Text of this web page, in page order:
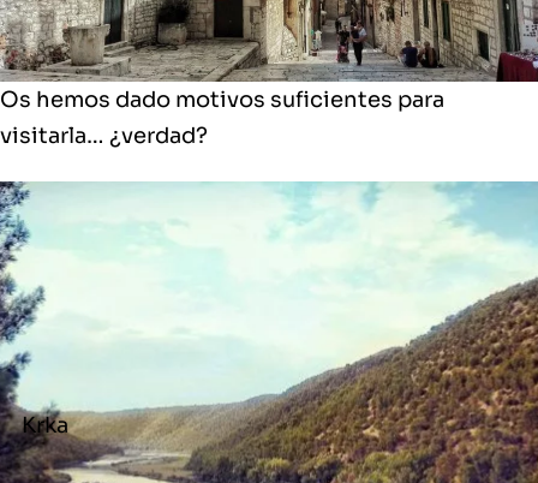
Os hemos dado motivos suficientes para
visitarla… ¿verdad?
Krka